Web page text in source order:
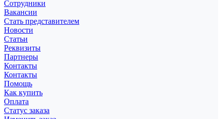
Сотрудники
Вакансии
Стать представителем
Новости
Статьи
Реквизиты
Партнеры
Контакты
Контакты
Помощь
Как купить
Оплата
Статус заказа